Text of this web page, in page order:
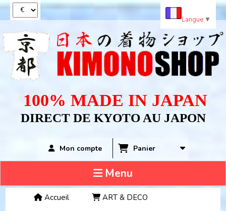
100% MADE IN JAPAN
DIRECT DE KYOTO AU JAPON
Mon compte Panier
Menu
Accueil
ART & DECO
Langue ▼
Panneau de gestion des cookies